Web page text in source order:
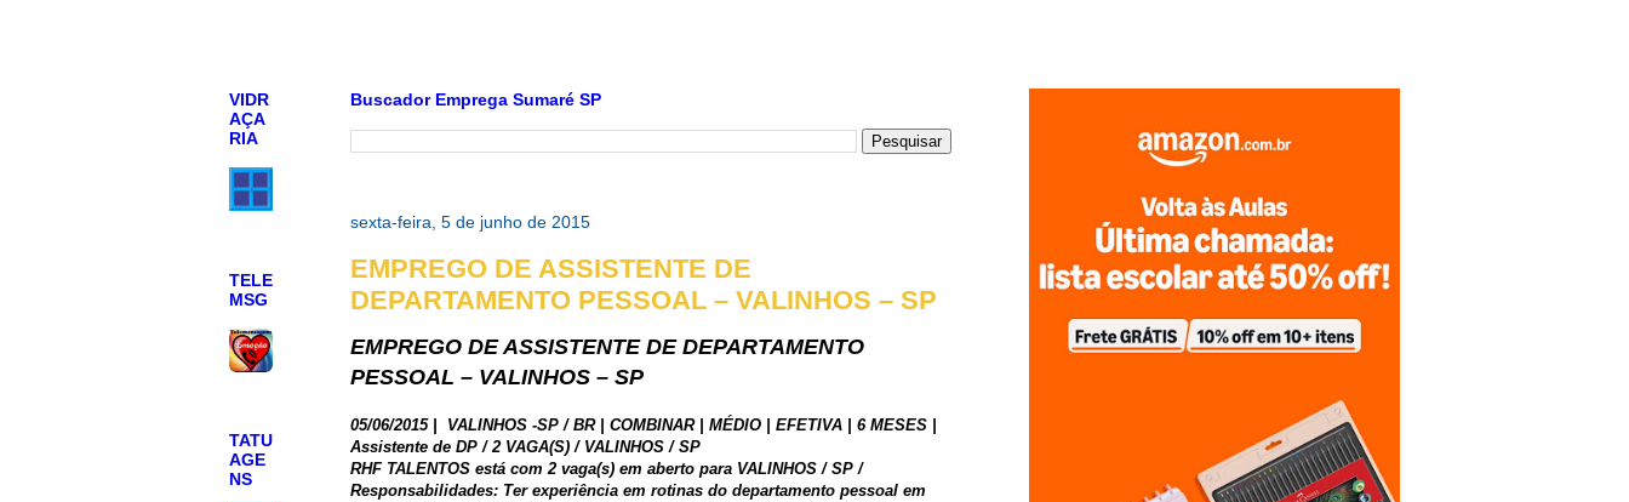
Buscador Emprega Sumaré SP
sexta-feira, 5 de junho de 2015
EMPREGO DE ASSISTENTE DE
DEPARTAMENTO PESSOAL – VALINHOS – SP
EMPREGO DE ASSISTENTE DE DEPARTAMENTO
PESSOAL – VALINHOS – SP
05/06/2015
VALINHOS -SP / BR | COMBINAR | MÉDIO | EFETIVA | 6 MESES |
Assistente de DP / 2 VAGA(S) / VALINHOS / SP
RHF TALENTOS está com 2 vaga(s) em aberto para VALINHOS / SP /
Responsabilidades: Ter experiência em rotinas do departamento pessoal em
VIDR
AÇA
RIA
TELE
MSG
TATU
AGE
NS